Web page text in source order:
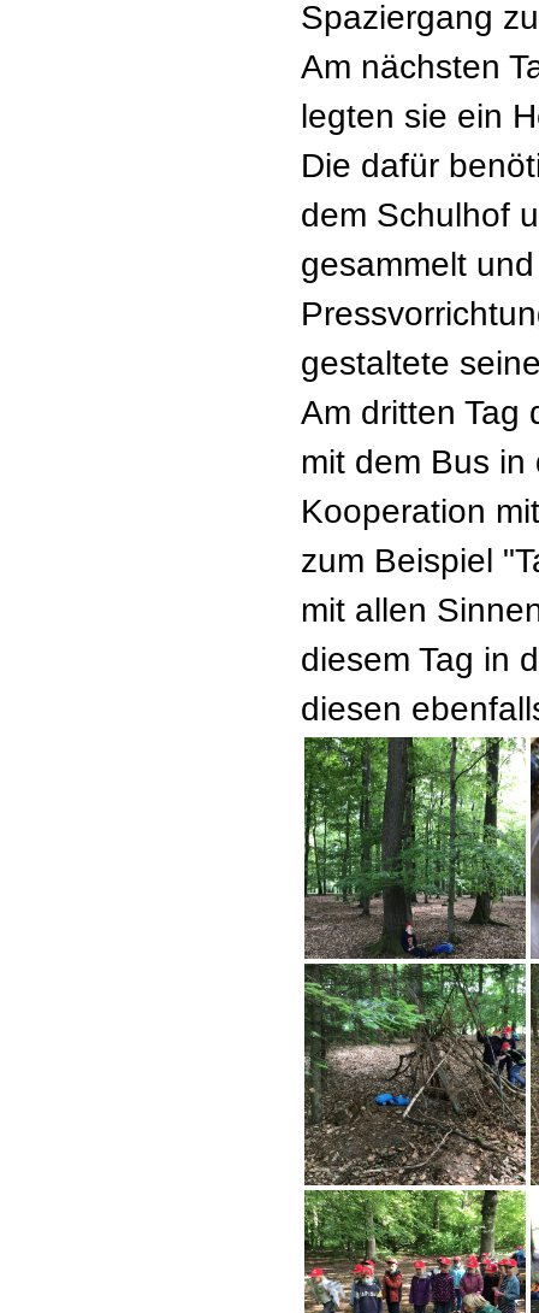
Spaziergang
Am nächsten
legten sie ein
Die dafür
dem Schulhof
gesammelt
gestaltete
Am dritten Tag
mit dem Bus
Kooperation
zum Beispiel
mit allen
diesem Tag in
diesen